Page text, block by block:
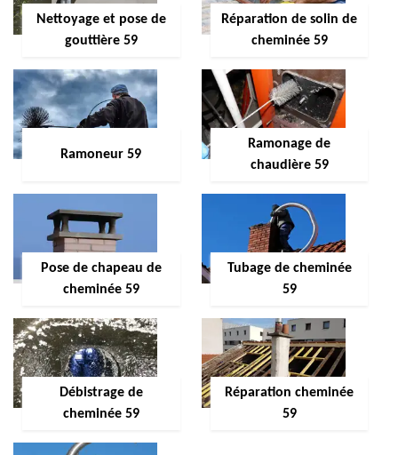
Nettoyage et pose de
gouttière 59
Réparation de solin de
cheminée 59
Ramoneur 59
Ramonage de
chaudière 59
Pose de chapeau de
cheminée 59
Tubage de cheminée
59
Débistrage de
cheminée 59
Réparation cheminée
59